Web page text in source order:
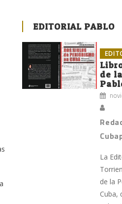
EDITORIAL PABLO
de
La
de la
Cuba,